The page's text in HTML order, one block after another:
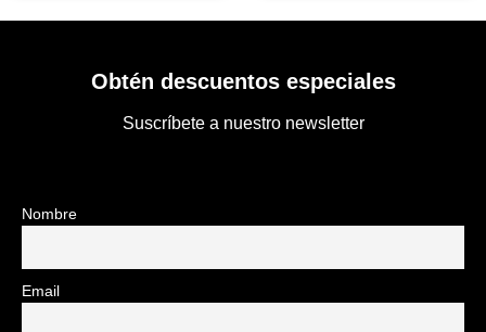
Obtén descuentos especiales
Suscríbete a nuestro newsletter
Nombre
Email